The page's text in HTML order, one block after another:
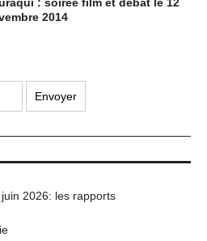
2014
2026: les rapports